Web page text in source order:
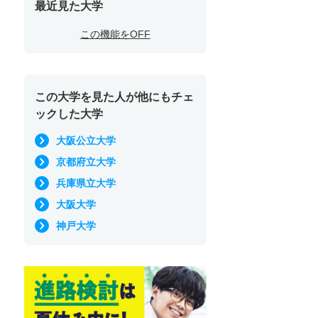
最近見た大学
この機能をOFF
この大学を見た人が他にもチェ
ックした大学
大阪公立大学
京都府立大学
兵庫県立大学
大阪大学
神戸大学